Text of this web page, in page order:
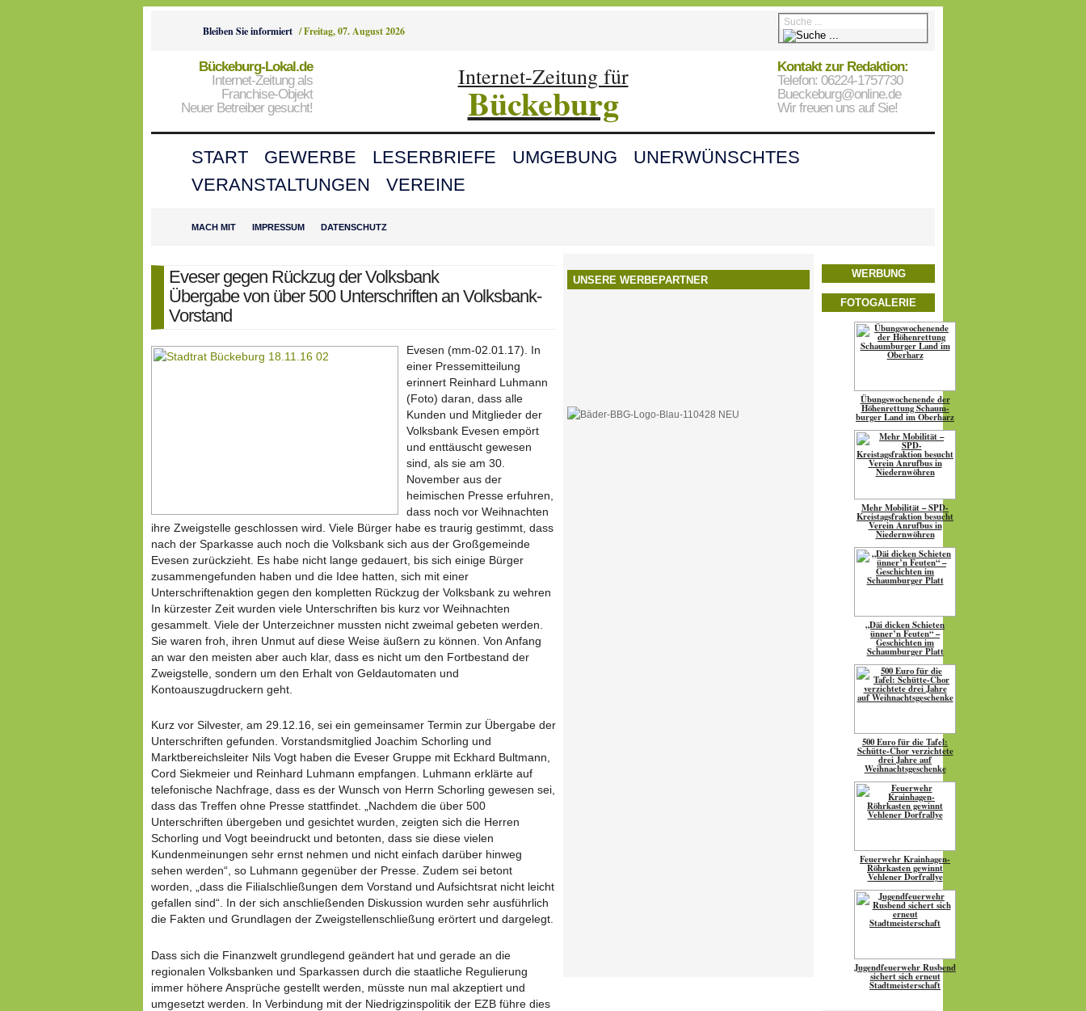
Bleiben Sie informiert /Freitag, 07. August 2026
Bückeburg-Lokal.de
Internet-Zeitung als
Franchise-Objekt
Neuer Betreiber gesucht!
Internet-Zeitung für
Bückeburg
Kontakt zur Redaktion:
Telefon: 06224-1757730
Bueckeburg@online.de
Wir freuen uns auf Sie!
START GEWERBE LESERBRIEFE UMGEBUNG
UNERWÜNSCHTES
VERANSTALTUNGEN
VEREINE
MACH MIT IMPRESSUM DATENSCHUTZ
Eveser gegen Rückzug der Volksbank
Übergabe von über 500 Unterschriften an Volksbank-
Vorstand
Evesen (mm-02.01.17). In
einer Pressemitteilung
erinnert Reinhard Luhmann
(Foto) daran, dass alle
Kunden und Mitglieder der
Volksbank Evesen empört
und enttäuscht gewesen
sind, als sie am 30.
November aus der
heimischen Presse erfuhren,
dass noch vor Weihnachten
ihre Zweigstelle geschlossen wird. Viele Bürger habe es traurig gestimmt, dass
nach der Sparkasse auch noch die Volksbank sich aus der Großgemeinde
Evesen zurückzieht. Es habe nicht lange gedauert, bis sich einige Bürger
zusammengefunden haben und die Idee hatten, sich mit einer
Unterschriftenaktion gegen den kompletten Rückzug der Volksbank zu wehren
In kürzester Zeit wurden viele Unterschriften bis kurz vor Weihnachten
gesammelt. Viele der Unterzeichner mussten nicht zweimal gebeten werden.
Sie waren froh, ihren Unmut auf diese Weise äußern zu können. Von Anfang
an war den meisten aber auch klar, dass es nicht um den Fortbestand der
Zweigstelle, sondern um den Erhalt von Geldautomaten und
Kontoauszugdruckern geht.
Kurz vor Silvester, am 29.12.16, sei ein gemeinsamer Termin zur Übergabe der
Unterschriften gefunden. Vorstandsmitglied Joachim Schorling und
Marktbereichsleiter Nils Vogt haben die Eveser Gruppe mit Eckhard Bultmann,
Cord Siekmeier und Reinhard Luhmann empfangen. Luhmann erklärte auf
telefonische Nachfrage, dass es der Wunsch von Herrn Schorling gewesen sei,
dass das Treffen ohne Presse stattfindet. „Nachdem die über 500
Unterschriften übergeben und gesichtet wurden, zeigten sich die Herren
Schorling und Vogt beeindruckt und betonten, dass sie diese vielen
Kundenmeinungen sehr ernst nehmen und nicht einfach darüber hinweg
sehen werden“, so Luhmann gegenüber der Presse. Zudem sei betont
worden, „dass die Filialschließungen dem Vorstand und Aufsichtsrat nicht leicht
gefallen sind“. In der sich anschließenden Diskussion wurden sehr ausführlich
die Fakten und Grundlagen der Zweigstellenschließung erörtert und dargelegt.
Dass sich die Finanzwelt grundlegend geändert hat und gerade an die
regionalen Volksbanken und Sparkassen durch die staatliche Regulierung
immer höhere Ansprüche gestellt werden, müsste nun mal akzeptiert und
umgesetzt werden. In Verbindung mit der Niedrigzinspolitik der EZB führe dies
UNSERE WERBEPARTNER
WERBUNG
FOTOGALERIE
Übungs­wo­chen­ende der
Höhen­ret­tung Schaum­
burger Land im Oberharz
Mehr Mobilität – SPD-
Kreistagsfraktion besucht
Verein Anrufbus in
Niedernwöhren
„Däi dicken Schieten
ünner’n Feuten“ –
Geschichten im
Schaumburger Platt
500 Euro für die Tafel:
Schütte-Chor verzichtete
drei Jahre auf
Weihnachtsgeschenke
Feuerwehr Krainhagen-
Röhrkasten gewinnt
Vehlener Dorfrallye
Jugendfeuerwehr Rusbend
sichert sich erneut
Stadtmeisterschaft